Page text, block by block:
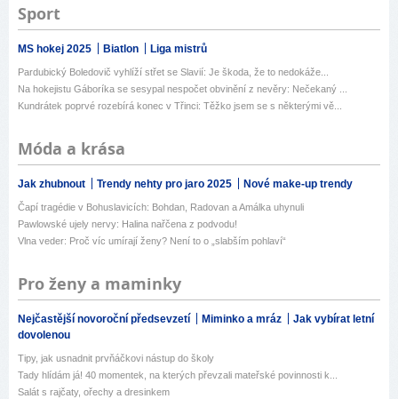
Sport
MS hokej 2025 Biatlon Liga mistrů
Pardubický Boledovič vyhlíží střet se Slavií: Je škoda, že to nedokáže...
Na hokejistu Gáboríka se sesypal nespočet obvinění z nevěry: Nečekaný ...
Kundrátek poprvé rozebírá konec v Třinci: Těžko jsem se s některými vě...
Móda a krása
Jak zhubnout Trendy nehty pro jaro 2025 Nové make-up trendy
Čapí tragédie v Bohuslavicích: Bohdan, Radovan a Amálka uhynuli
Pawlowské ujely nervy: Halina nařčena z podvodu!
Vlna veder: Proč víc umírají ženy? Není to o „slabším pohlaví“
Pro ženy a maminky
Nejčastější novoroční předsevzetí Miminko a mráz
Jak vybírat letní
dovolenou
Tipy, jak usnadnit prvňáčkovi nástup do školy
Tady hlídám já! 40 momentek, na kterých převzali mateřské povinnosti k...
Salát s rajčaty, ořechy a dresinkem